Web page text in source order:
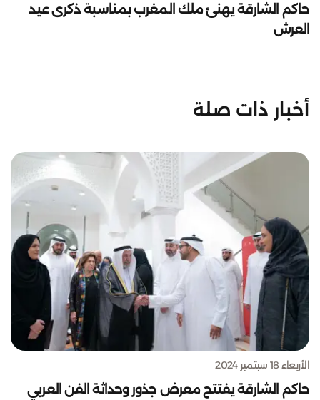
حاكم الشارقة يهنئ ملك المغرب بمناسبة ذكرى عيد
العرش
أخبار ذات صلة
الأربعاء 18 سبتمبر 2024
حاكم الشارقة يفتتح معرض جذور وحداثة الفن العربي